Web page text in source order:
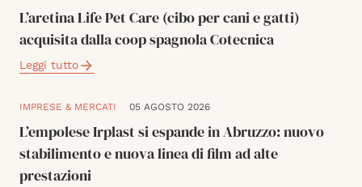
L’aretina Life Pet Care (cibo per cani e gatti)
acquisita dalla coop spagnola Cotecnica
Leggi tutto
IMPRESE & MERCATI 05 AGOSTO 2026
L’empolese Irplast si espande in Abruzzo: nuovo
stabilimento e nuova linea di film ad alte
prestazioni